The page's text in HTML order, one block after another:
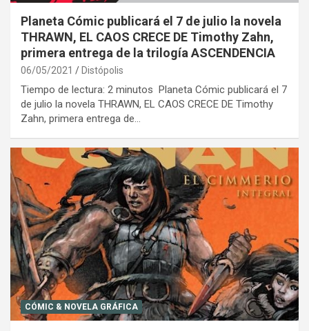
Planeta Cómic publicará el 7 de julio la novela
THRAWN, EL CAOS CRECE DE Timothy Zahn,
primera entrega de la trilogía ASCENDENCIA
06/05/2021 Distópolis
Tiempo de lectura: 2 minutos Planeta Cómic publicará el 7
de julio la novela THRAWN, EL CAOS CRECE DE Timothy
Zahn, primera entrega de…
CÓMIC & NOVELA GRÁFICA